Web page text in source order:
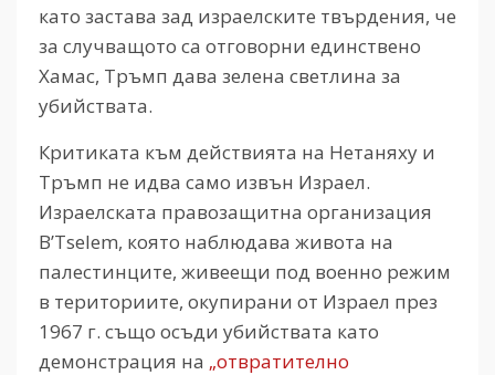
като застава зад израелските твърдения, че
за случващото са отговорни единствено
Хамас, Тръмп дава зелена светлина за
убийствата.
Критиката към действията на Нетаняху и
Тръмп не идва само извън Израел.
Израелската правозащитна организация
B’Tselem, която наблюдава живота на
палестинците, живеещи под военно режим
в териториите, окупирани от Израел през
1967 г. също осъди убийствата като
демонстрация на „отвратително